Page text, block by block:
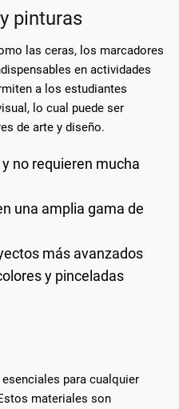
pinturas
las ceras, los marcadores
en actividades
a los estudiantes
lo cual puede ser
de arte y diseño.
no requieren mucha
una amplia gama de
más avanzados
y pinceladas
para cualquier
materiales son